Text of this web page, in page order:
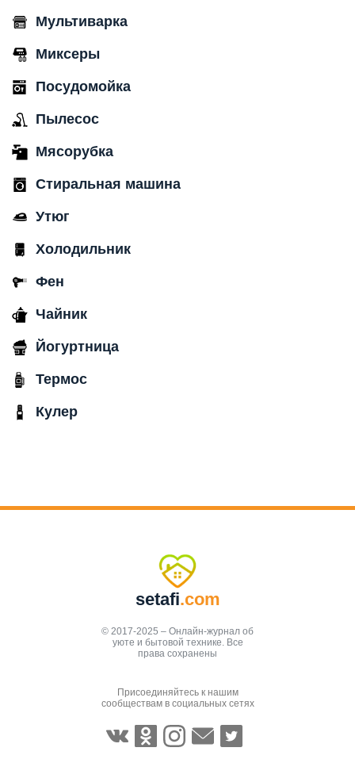
Мультиварка
Миксеры
Посудомойка
Пылесос
Мясорубка
Стиральная машина
Утюг
Холодильник
Фен
Чайник
Йогуртница
Термос
Кулер
setafi.com
© 2017-2025 – Онлайн-журнал об
уюте и бытовой технике. Все
права сохранены
Присоединяйтесь к нашим
сообществам в социальных сетях